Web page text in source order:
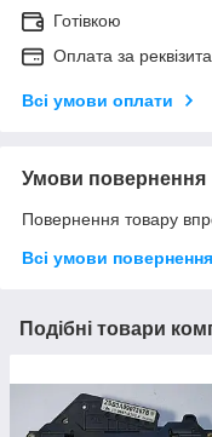
Готівкою
Оплата за
Всі умови оплати
Умови повернення
Повернення товару
Всі умови повернення
Подібні товари